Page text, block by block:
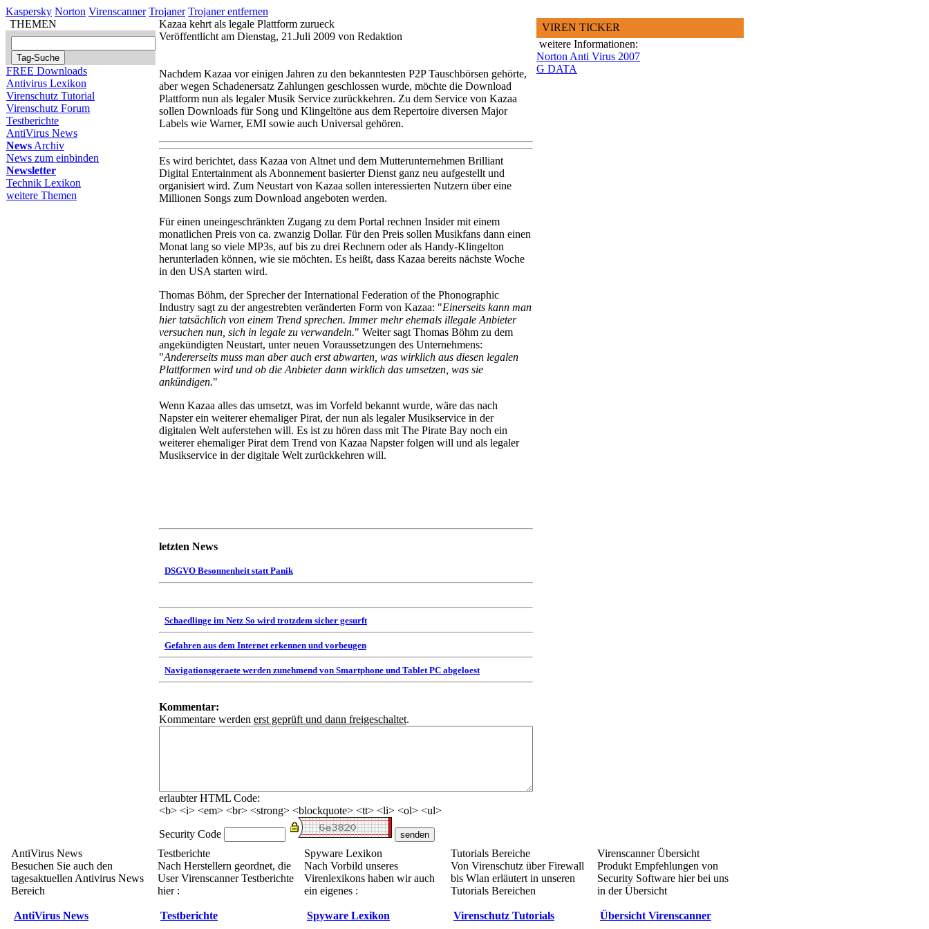
Kaspersky Norton Virenscanner Trojaner Trojaner entfernen
THEMEN
FREE Downloads
Antivirus Lexikon
Virenschutz Tutorial
Virenschutz Forum
Testberichte
AntiVirus News
News Archiv
News zum einbinden
Newsletter
Technik Lexikon
weitere Themen
Kazaa kehrt als legale Plattform zurueck
Veröffentlicht am Dienstag, 21.Juli 2009 von Redaktion
Nachdem Kazaa vor einigen Jahren zu den bekanntesten P2P Tauschbörsen gehörte,
aber wegen Schadenersatz Zahlungen geschlossen wurde, möchte die Download
Plattform nun als legaler Musik Service zurückkehren. Zu dem Service von Kazaa
sollen Downloads für Song und Klingeltöne aus dem Repertoire diversen Major
Labels wie Warner, EMI sowie auch Universal gehören.
Es wird berichtet, dass Kazaa von Altnet und dem Mutterunternehmen Brilliant
Digital Entertainment als Abonnement basierter Dienst ganz neu aufgestellt und
organisiert wird. Zum Neustart von Kazaa sollen interessierten Nutzern über eine
Millionen Songs zum Download angeboten werden.
Für einen uneingeschränkten Zugang zu dem Portal rechnen Insider mit einem
monatlichen Preis von ca. zwanzig Dollar. Für den Preis sollen Musikfans dann einen
Monat lang so viele MP3s, auf bis zu drei Rechnern oder als Handy-Klingelton
herunterladen können, wie sie möchten. Es heißt, dass Kazaa bereits nächste Woche
in den USA starten wird.
Thomas Böhm, der Sprecher der International Federation of the Phonographic
Industry sagt zu der angestrebten veränderten Form von Kazaa: "Einerseits kann man
hier tatsächlich von einem Trend sprechen. Immer mehr ehemals illegale Anbieter
versuchen nun, sich in legale zu verwandeln." Weiter sagt Thomas Böhm zu dem
angekündigten Neustart, unter neuen Voraussetzungen des Unternehmens:
"Andererseits muss man aber auch erst abwarten, was wirklich aus diesen legalen
Plattformen wird und ob die Anbieter dann wirklich das umsetzen, was sie
ankündigen."
Wenn Kazaa alles das umsetzt, was im Vorfeld bekannt wurde, wäre das nach
Napster ein weiterer ehemaliger Pirat, der nun als legaler Musikservice in der
digitalen Welt auferstehen will. Es ist zu hören dass mit The Pirate Bay noch ein
weiterer ehemaliger Pirat dem Trend von Kazaa Napster folgen will und als legaler
Musikservice in der digitale Welt zurückkehren will.
letzten News
DSGVO Besonnenheit statt Panik
Schaedlinge im Netz So wird trotzdem sicher gesurft
Gefahren aus dem Internet erkennen und vorbeugen
Navigationsgeraete werden zunehmend von Smartphone und Tablet PC abgeloest
Kommentar:
Kommentare werden erst geprüft und dann freigeschaltet.
erlaubter HTML Code:
<b> <i> <em> <br> <strong> <blockquote> <tt> <li> <ol> <ul>
Security Code
VIREN TICKER
weitere Informationen:
Norton Anti Virus 2007
G DATA
AntiVirus News
Besuchen Sie auch den
tagesaktuellen Antivirus News
Bereich
AntiVirus News
Testberichte
Nach Herstellern geordnet, die
User Virenscanner Testberichte
hier :
Testberichte
Spyware Lexikon
Nach Vorbild unseres
Virenlexikons haben wir auch
ein eigenes :
Spyware Lexikon
Tutorials Bereiche
Von Virenschutz über Firewall
bis Wlan erläutert in unseren
Tutorials Bereichen
Virenschutz Tutorials
Virenscanner Übersicht
Produkt Empfehlungen von
Security Software hier bei uns
in der Übersicht
Übersicht Virenscanner